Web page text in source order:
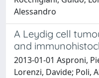
Alessandro
A Leydig cell
and
2013-01-01 Asproni,
Lorenzi, Davide; Poli,